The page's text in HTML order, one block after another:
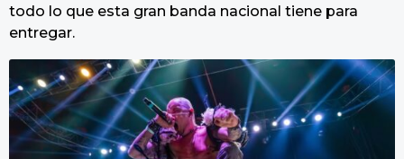
todo lo que esta gran banda nacional tiene para
entregar.